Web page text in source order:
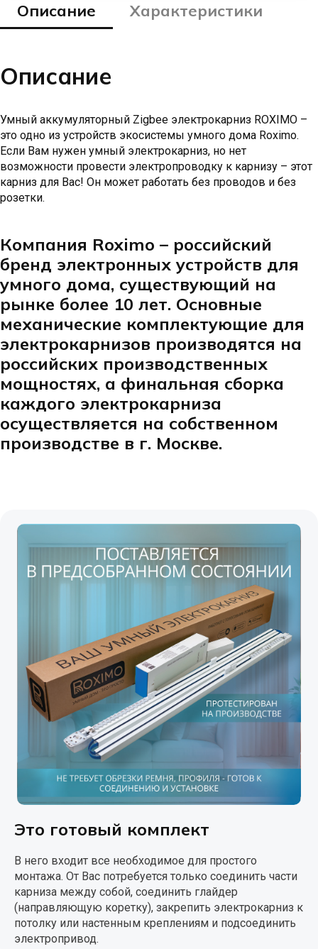
Описание Характеристики
Описание
Умный аккумуляторный Zigbee электрокарниз ROXIMO –
это одно из устройств экосистемы умного дома Roximo.
Если Вам нужен умный электрокарниз, но нет
возможности провести электропроводку к карнизу – этот
карниз для Вас! Он может работать без проводов и без
розетки.
Компания Roximo – российский
бренд электронных устройств для
умного дома, существующий на
рынке более 10 лет. Основные
механические комплектующие для
электрокарнизов производятся на
российских производственных
мощностях, а финальная сборка
каждого электрокарниза
осуществляется на собственном
производстве в г. Москве.
Это готовый комплект
В него входит все необходимое для простого
монтажа. От Вас потребуется только соединить части
карниза между собой, соединить глайдер
(направляющую коретку), закрепить электрокарниз к
потолку или настенным креплениям и подсоединить
электропривод.